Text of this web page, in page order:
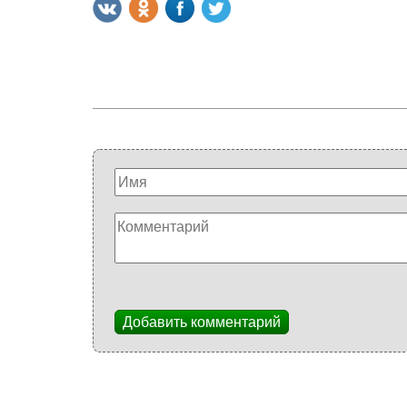
Добавить комментарий